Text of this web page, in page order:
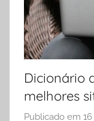
Dicionário
melhores
Publicado em